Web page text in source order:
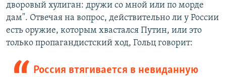
дворовый хулиган: дружи со мной или по морде
дам". Отвечая на вопрос, действительно ли у России
есть оружие, которым хвастался Путин, или это
только пропагандистский ход, Гольц говорит:
Россия втягивается в невиданную